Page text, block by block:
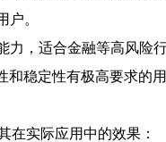
户。
，适合金融等高风险行
稳定性有极高要求的用
在实际应用中的效果：